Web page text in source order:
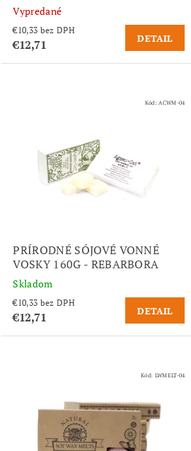
Vypredané
€10,33 bez DPH
€12,71 DETAIL
Kód: ACWM-04
PRÍRODNÉ SÓJOVÉ VONNÉ
VOSKY 160G - REBARBORA
Skladom
€10,33 bez DPH
€12,71 DETAIL
Kód: LWMELT-04